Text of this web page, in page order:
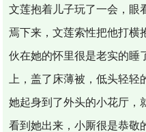
文莲抱着儿子玩了一会，眼
焉下来，文莲索性把他打横
伙在她的怀里很是老实的睡
上，盖了床薄被，低头轻轻
她起身到了外头的小花厅，
看到她出来，小厮很是恭敬